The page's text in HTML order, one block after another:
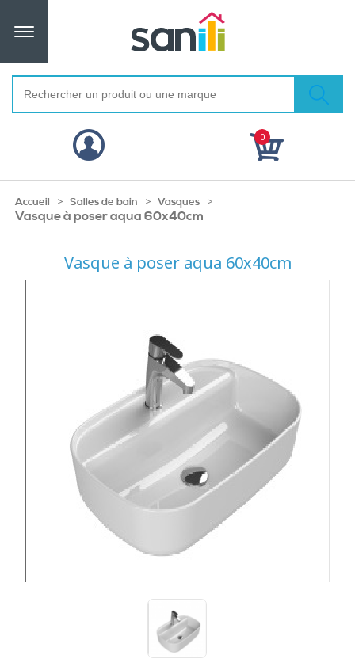
0
Accueil > Salles de bain > Vasques >
Vasque à poser aqua 60x40cm
Vasque à poser aqua 60x40cm